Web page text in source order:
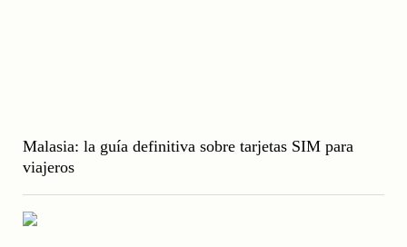
Malasia: la guía definitiva sobre tarjetas SIM para
viajeros